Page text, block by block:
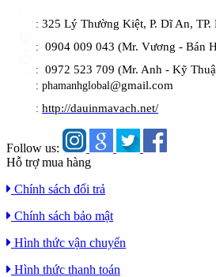
: 325 Lý Thường Kiệt, P. Dĩ An,
: 0904 009 043 (Mr. Vương - Bán
: 0972 523 709 (Mr. Anh - Kỹ
: phamanhglobal@gmail.com
: http://dauinmavach.net/
Follow us:
Hỗ trợ mua hàng
Chính sách đổi trả
Chính sách bảo mật
Hình thức vận chuyển
Hình thức thanh toán